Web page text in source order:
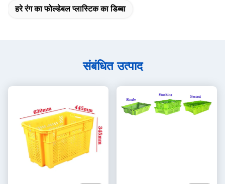
हरे रंग का फोल्डेबल प्लास्टिक का डिब्बा
संबंधित उत्पाद